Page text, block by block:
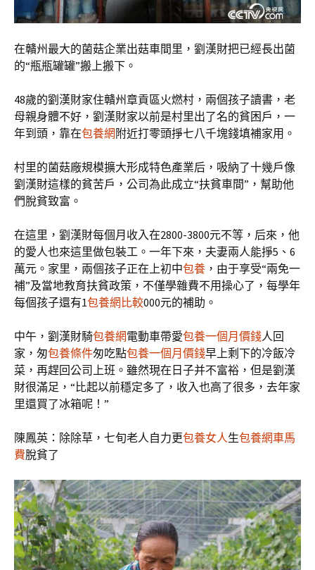
在贛州最大的菌菇企業出菇車間里，劉漢財把已經長出菌
的“瓶瓶罐罐”搬上搬下。
48歲的劉漢財家住贛州章貢區火燃村，兩個孩子讀書，老
母親身體不好，劉漢財家以前是村里出了名的貧困戶，一
年到頭，靠在包養網附近打零頭掙七八千塊錢填補家用。
村里的菌菇廠規模擴大形成特色產業后，吸納了十幾戶像
劉漢財這樣的貧苦戶，公司為此成立“扶貧車間”，幫助他
們脫貧致富。
在這里，劉漢財每個月收入在2800-3800元不等，后來，他
的愛人也來這里做包裝工。一年下來，夫妻兩人能掙5、6
萬元。家里，兩個孩子正在上初中包養 ，由于享受“兩免一
補”及當地教育扶貧政策，不僅學雜費不用操心了，每學年
每個孩子還有1包養網比較000元的補助。
中午，劉漢財騎包養網電動車帶愛包養一個月價錢人回
家，匆包養條件匆吃點包養一個月價錢早上剩下的冷飯冷
菜，再趕回公司上班。雖然現在日子并不富裕，但是劉漢
財很滿足，“比起以前穩定多了，收入也高了很多，去年家
里還買了冰箱呢！”
陳鳳英：除除草，七旬老人自力更包養女人生包養網車馬
費脫貧了